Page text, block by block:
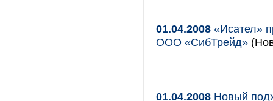
01.04.2008 «Исател»
ООО «СибТрейд»
01.04.2008 Новый